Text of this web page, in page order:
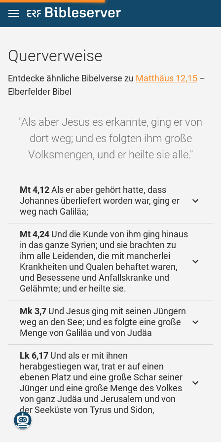
Zum Inhalt springen
Querverweise
Entdecke ähnliche Bibelverse zu Matthäus 12,15 –
Elberfelder Bibel
"Als aber Jesus es erkannte, ging er von
dort weg; und es folgten ihm große
Volksmengen, und er heilte sie alle."
Mt 4,12Als er aber gehört hatte, dass
Johannes überliefert worden war, ging er
weg nach Galiläa;
Mt 4,24 Und die Kunde von ihm ging hinaus
in das ganze Syrien; und sie brachten zu
ihm alle Leidenden, die mit mancherlei
Krankheiten und Qualen behaftet waren,
und Besessene und Anfallskranke und
Gelähmte; und er heilte sie.
Mk 3,7 Und Jesus ging mit seinen Jüngern
weg an den See; und es folgte eine große
Menge von Galiläa und von Judäa
Lk 6,17 Und als er mit ihnen
herabgestiegen war, trat er auf einen
ebenen Platz und eine große Schar seiner
Jünger und eine große Menge des Volkes
von ganz Judäa und Jerusalem und von
der Seeküste von Tyrus und Sidon,